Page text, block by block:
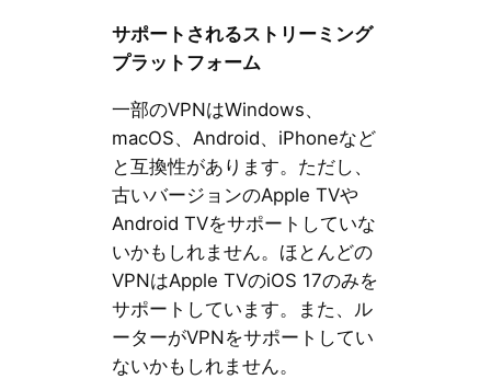
サポートされるストリーミング
プラットフォーム
一部のVPNはWindows、
macOS、Android、iPhoneなど
と互換性があります。ただし、
古いバージョンのApple TVや
Android TVをサポートしていな
いかもしれません。ほとんどの
VPNはApple TVのiOS 17のみを
サポートしています。また、ル
ーターがVPNをサポートしてい
ないかもしれません。